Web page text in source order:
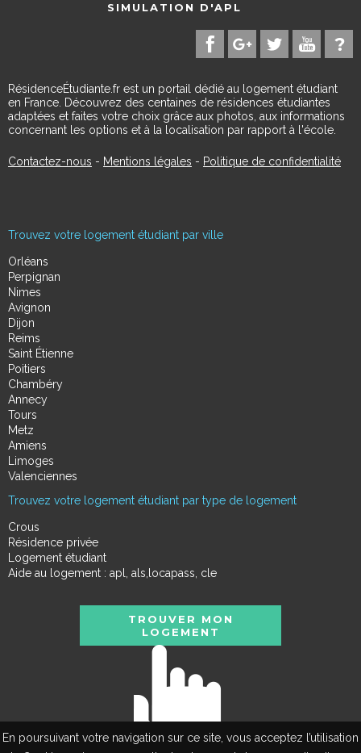
En poursuivant votre navigation sur ce site, vous acceptez l’utilisation
SIMULATION D'APL
RésidenceÉtudiante.fr est un portail dédié au logement étudiant
en France. Découvrez des centaines de résidences étudiantes
adaptées et faites votre choix grâce aux photos, aux informations
concernant les options et à la localisation par rapport à l'école.
Contactez-nous - Mentions légales - Politique de confidentialité
Trouvez votre logement étudiant par ville
Orléans
Perpignan
Nimes
Avignon
Dijon
Reims
Saint Étienne
Poitiers
Chambéry
Annecy
Tours
Metz
Amiens
Limoges
Valenciennes
Trouvez votre logement étudiant par type de logement
Crous
Résidence privée
Logement étudiant
Aide au logement : apl, als,locapass, cle
TROUVER MON
LOGEMENT